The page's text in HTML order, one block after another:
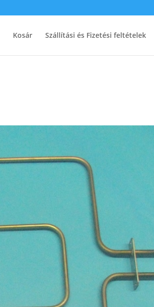
Kosár Szállítási és Fizetési feltételek